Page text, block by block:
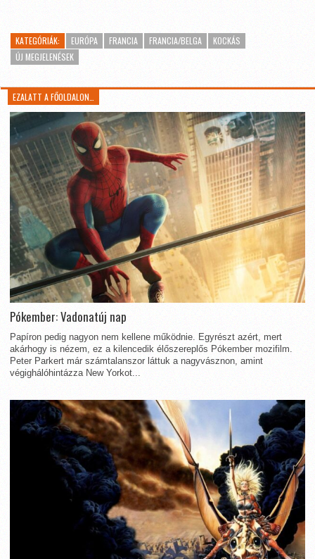
KATEGÓRIÁK: EURÓPA FRANCIA FRANCIA/BELGA
KOCKÁS
ÚJ MEGJELENÉSEK
EZALATT A FŐOLDALON…
Pókember: Vadonatúj nap
Papíron pedig nagyon nem kellene működnie. Egyrészt azért, mert
akárhogy is nézem, ez a kilencedik élőszereplős Pókember mozifilm.
Peter Parkert már számtalanszor láttuk a nagyvásznon, amint
végighálóhintázza New Yorkot...